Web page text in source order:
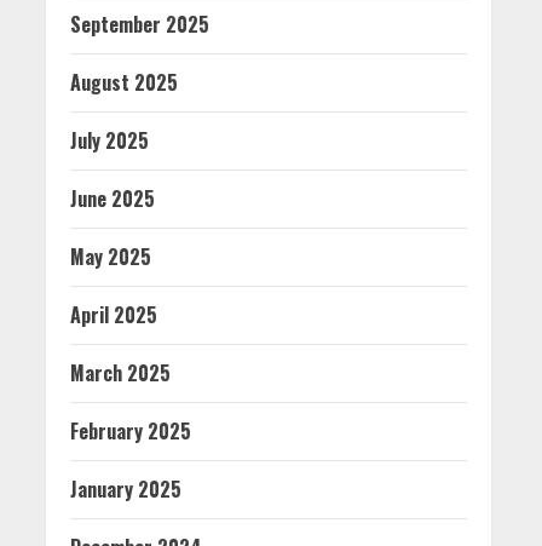
September 2025
August 2025
July 2025
June 2025
May 2025
April 2025
March 2025
February 2025
January 2025